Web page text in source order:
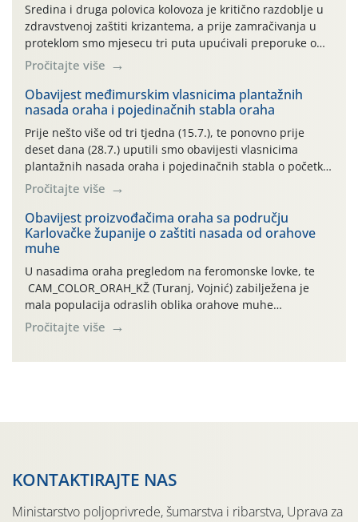
Sredina i druga polovica kolovoza je kritično razdoblje u
zdravstvenoj zaštiti krizantema, a prije zamračivanja u
proteklom smo mjesecu tri puta upućivali preporuke o
preventivnim mjerama zaštite krizantema od najčešćih
uzročnika bolesti, štetnika i fito-fagnih grinja (23.7., 14.7.,
06.7.)! Na početku ovog mjeseca je zabilježeno je
povijesno i ekstremno vruće meteorološko razdoblje, uz
najviše temperature […]
Pročitajte više
Obavijest međimurskim vlasnicima plantažnih
nasada oraha i pojedinačnih stabla oraha
Prije nešto više od tri tjedna (15.7.), te ponovno prije
deset dana (28.7.) uputili smo obavijesti vlasnicima
plantažnih nasada oraha i pojedinačnih stabla o početku
leta i ovogodišnjoj potrebi usmjerenog suzbijanja
orahove muhe (Rhagoletis completa)! Već dvanaest dana
traje drugi ovogodišnji “toplinski udar”, koji naročito
izražen zadnja šest dana (31.7.-05.8.), jer najviše
temperature zraka svakodnevno […]
Pročitajte više
Obavijest proizvođačima oraha sa području
Karlovačke županije o zaštiti nasada od orahove
muhe
U nasadima oraha pregledom na feromonske lovke, te
CAM_COLOR_ORAH_KŽ (Turanj, Vojnić) zabilježena je
mala populacija odraslih oblika orahove muhe
(Rhagoletis completa). Niska brojnost može se objasniti
činjenicom da je riječ o mladim nasadima s vrlo malim
Pročitajte više
KONTAKTIRAJTE NAS
Ministarstvo poljoprivrede, šumarstva i ribarstva, Uprava za